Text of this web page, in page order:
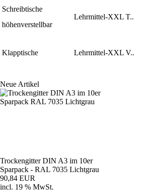
Schreibtische
höhenverstellbar
Lehrmittel-XXL T..
Klapptische Lehrmittel-XXL V..
Neue Artikel
Trockengitter DIN A3 im 10er
Sparpack - RAL 7035 Lichtgrau
90,84 EUR
incl. 19 % MwSt.